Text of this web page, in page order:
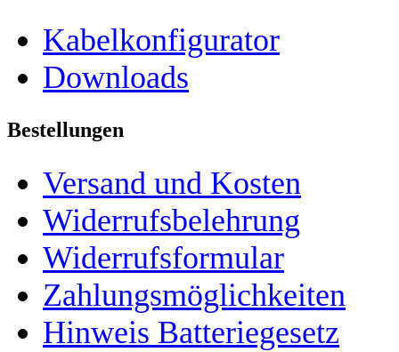
Kabelkonfigurator
Downloads
Bestellungen
Versand und Kosten
Widerrufsbelehrung
Widerrufsformular
Zahlungsmöglichkeiten
Hinweis Batteriegesetz